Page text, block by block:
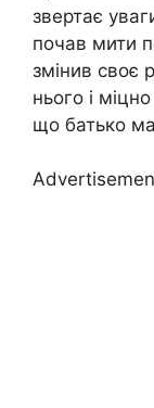
звертає
почав мити
змінив своє
нього і
що батько